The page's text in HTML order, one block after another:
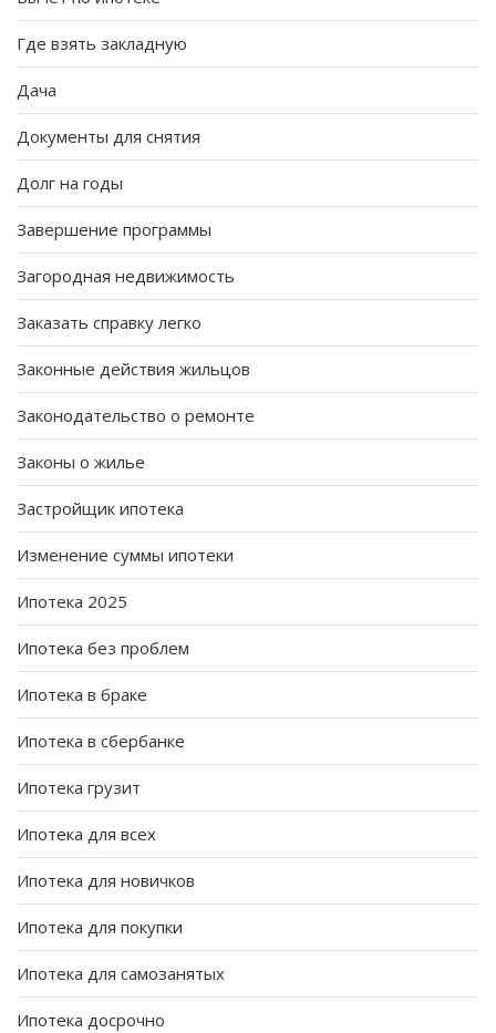
Где взять закладную
Дача
Документы для снятия
Долг на годы
Завершение программы
Загородная недвижимость
Заказать справку легко
Законные действия жильцов
Законодательство о ремонте
Законы о жилье
Застройщик ипотека
Изменение суммы ипотеки
Ипотека 2025
Ипотека без проблем
Ипотека в браке
Ипотека в сбербанке
Ипотека грузит
Ипотека для всех
Ипотека для новичков
Ипотека для покупки
Ипотека для самозанятых
Ипотека досрочно